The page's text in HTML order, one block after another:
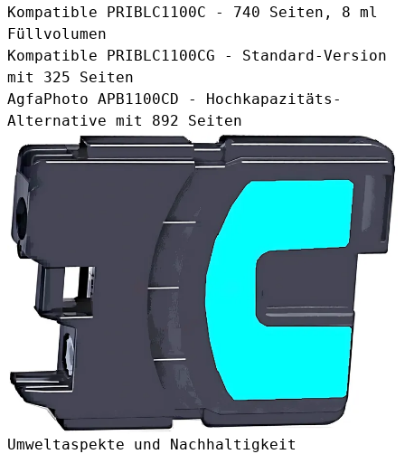
Kompatible PRIBLC1100C - 740 Seiten, 8 ml
Füllvolumen
Kompatible PRIBLC1100CG - Standard-Version
mit 325 Seiten
AgfaPhoto APB1100CD - Hochkapazitäts-
Alternative mit 892 Seiten
Umweltaspekte und Nachhaltigkeit